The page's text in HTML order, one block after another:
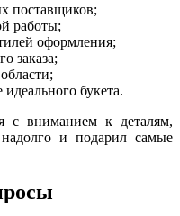
поставщиков;
работы;
оформления;
заказа;
букета.
с вниманием к деталям,
и подарил самые